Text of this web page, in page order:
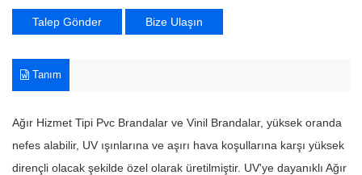
Talep Gönder Bize Ulaşın
Tanım
Ağır Hizmet Tipi Pvc Brandalar ve Vinil Brandalar, yüksek oranda
nefes alabilir, UV ışınlarına ve aşırı hava koşullarına karşı yüksek
dirençli olacak şekilde özel olarak üretilmiştir. UV'ye dayanıklı Ağır